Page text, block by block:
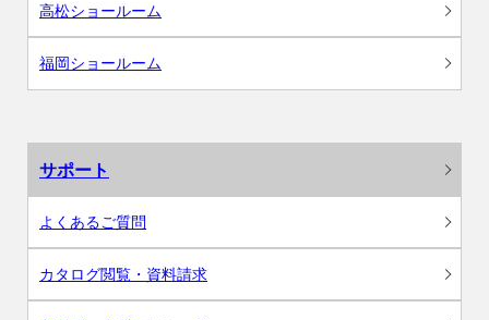
高松ショールーム
福岡ショールーム
サポート
よくあるご質問
カタログ閲覧・資料請求